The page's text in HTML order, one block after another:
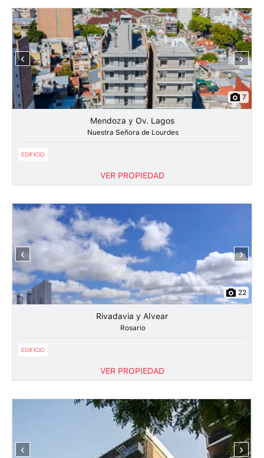
‹ ›
7
Mendoza y Ov. Lagos
Nuestra Señora de Lourdes
EDIFICIO
VER PROPIEDAD
‹ ›
22
Rivadavia y Alvear
Rosario
EDIFICIO
VER PROPIEDAD
‹ ›